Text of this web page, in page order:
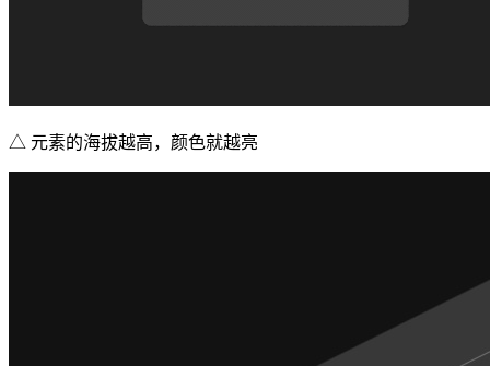
△ 元素的海拔越高，颜色就越亮